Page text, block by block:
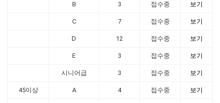
B 3 접수중 보기
C 7 접수중 보기
D 12 접수중 보기
E 3 접수중 보기
시니어급 3 접수중 보기
45이상 A 4 접수중 보기